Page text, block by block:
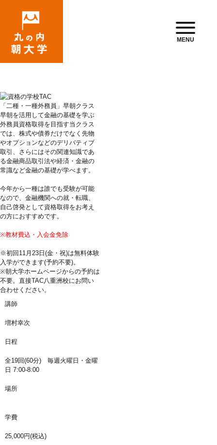
MENU
「二種・一種外務員」早朝クラス
早朝を活用して金融の基礎を学ぶ
外務員資格取得を目指す当クラス
では、株式や債券だけでなく先物
やオプションなどのデリバティブ
取引、さらにはその関連知識であ
る金融商品取引法や経済・金融の
常識など金融の基礎が学べます。
今年から一種は誰でも受験が可能
なので、金融機関への就・転職、
自己啓発として資格取得をお考え
の方におすすめです。
※教材費込・入会金免除
※初回11月23日(金・祝)は無料体験
入学ができます(予約不要)。
※朝大学ホームページからの予約は
不要。直接TAC八重洲校にお問い
合わせください。
講師
増村幸次
日程
全19回(60分) 毎週火曜日・金曜
日 7:00-8:00
場所
学費
25,000円(税込)